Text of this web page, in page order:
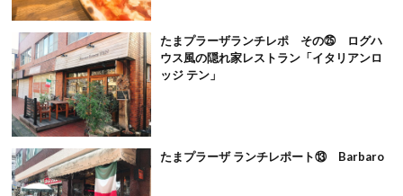
たまプラーザランチレポ その㉕ ログハ
ウス風の隠れ家レストラン「イタリアンロ
ッジ テン」
たまプラーザ ランチレポート⑬ Barbaro